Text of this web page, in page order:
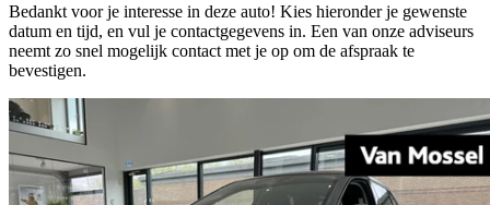
Bedankt voor je interesse in deze auto! Kies hieronder je gewenste
datum en tijd, en vul je contactgegevens in. Een van onze adviseurs
neemt zo snel mogelijk contact met je op om de afspraak te
bevestigen.